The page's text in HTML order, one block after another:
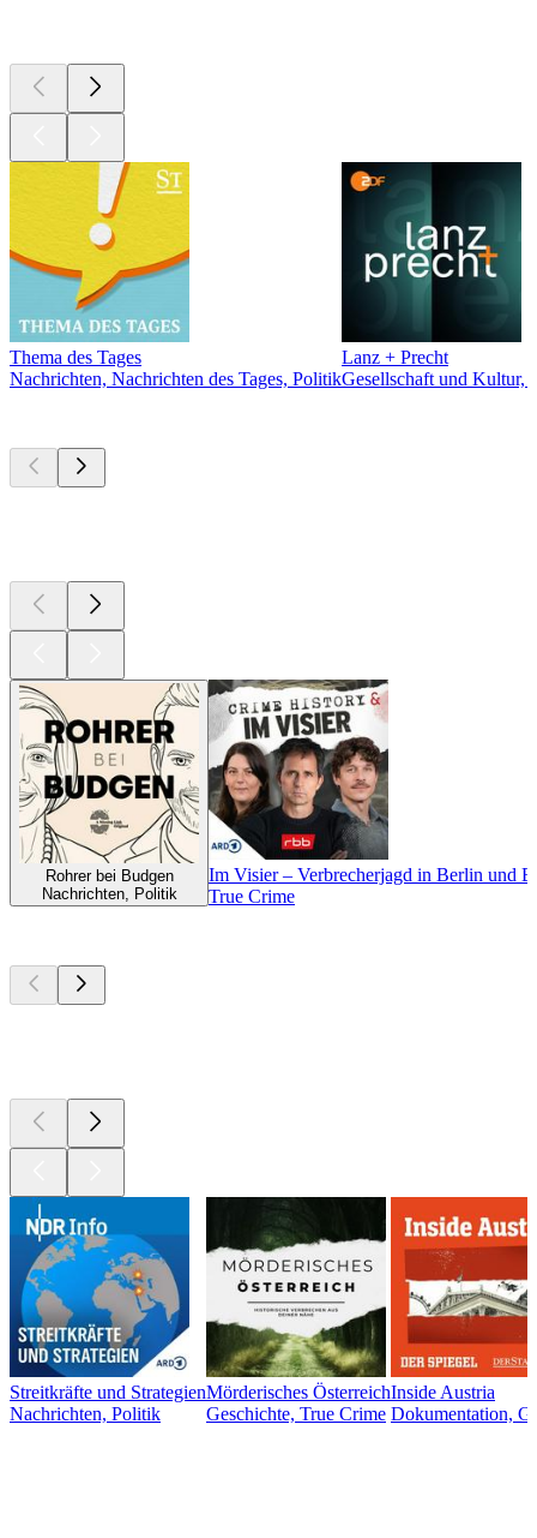
Thema des Tages
Nachrichten, Nachrichten des Tages, Politik
Lanz + Precht
Gesellschaft und Kultur,
Rohrer bei Budgen
Nachrichten, Politik
Im Visier – Verbrecherjagd in Berlin und
True Crime
Streitkräfte und Strategien
Nachrichten, Politik
Mörderisches Österreich
Geschichte, True Crime
Inside Austria
Dokumentation,